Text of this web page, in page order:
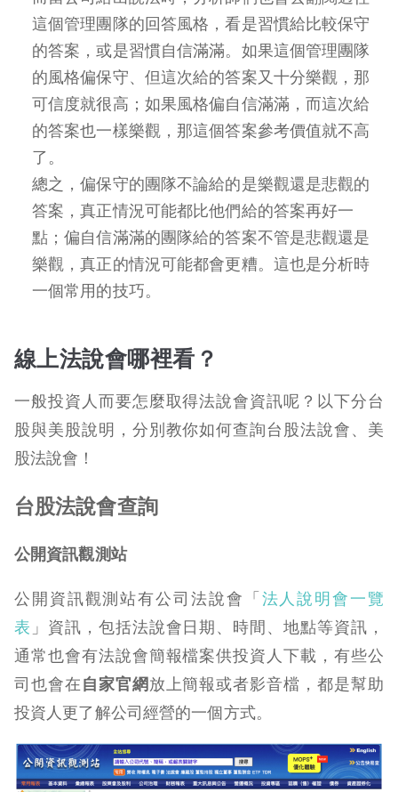
這個管理團隊的回答風格，看是習慣給比較保守
的答案，或是習慣自信滿滿。如果這個管理團隊
的風格偏保守、但這次給的答案又十分樂觀，那
可信度就很高；如果風格偏自信滿滿，而這次給
的答案也一樣樂觀，那這個答案參考價值就不高
了。
總之，偏保守的團隊不論給的是樂觀還是悲觀的
答案，真正情況可能都比他們給的答案再好一
點；偏自信滿滿的團隊給的答案不管是悲觀還是
樂觀，真正的情況可能都會更糟。這也是分析時
一個常用的技巧。
線上法說會哪裡看？
一般投資人而要怎麼取得法說會資訊呢？以下分台
股與美股說明，分別教你如何查詢台股法說會、美
股法說會！
台股法說會查詢
公開資訊觀測站
公開資訊觀測站有公司法說會「 法人說明會一覽
表 」 資訊，包括法說會日期、時間、地點等資訊，
通常也會有法說會簡報檔案供投資人下載，有些公
司也會在自家官網放上簡報或者影音檔，都是幫助
投資人更了解公司經營的一個方式。